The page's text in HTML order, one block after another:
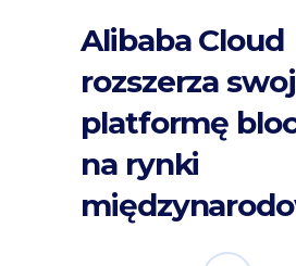
Alibaba Cloud
rozszerza
platformę
na rynki